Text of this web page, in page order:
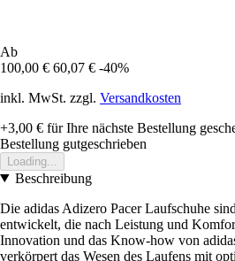
Ab
100,00 € 60,07 € -40%
inkl. MwSt. zzgl. Versandkosten
+3,00 € für Ihre nächste Bestellung
Bestellung gutgeschrieben
Loading...
Beschreibung
Die adidas Adizero Pacer Laufschuhe
entwickelt, die nach Leistung und
Innovation und das Know-how von
verkörpert das Wesen des Laufens mit